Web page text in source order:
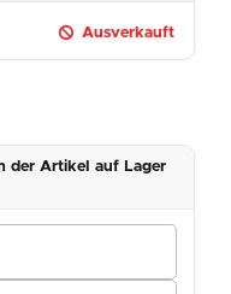
Ausverkauft
der Artikel auf Lager